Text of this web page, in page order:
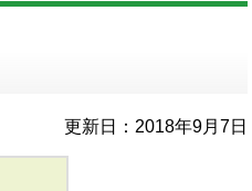
更新日：2018年9月7日